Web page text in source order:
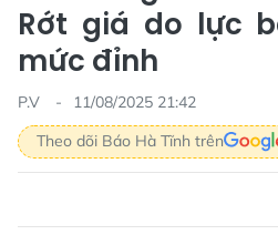
Rớt giá do lực
mức đỉnh
P.V
11/08/2025 21:42
Theo dõi Báo Hà Tĩnh trên